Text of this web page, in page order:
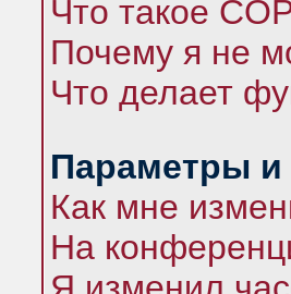
Что такое
Почему я не
Что делает
Параметры и
Как мне
На